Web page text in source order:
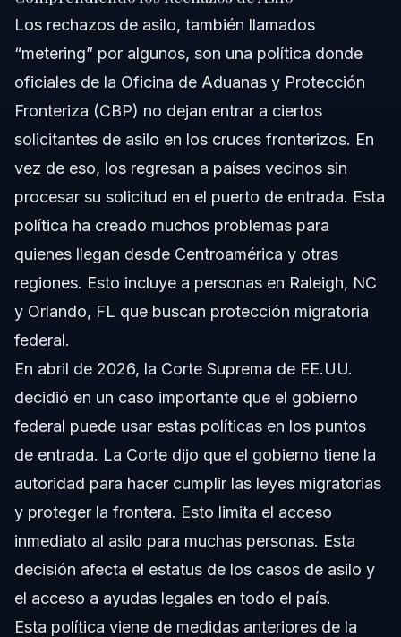
Los rechazos de asilo, también llamados
“metering” por algunos, son una política donde
oficiales de la Oficina de Aduanas y Protección
Fronteriza (CBP) no dejan entrar a ciertos
solicitantes de asilo en los cruces fronterizos. En
vez de eso, los regresan a países vecinos sin
procesar su solicitud en el puerto de entrada. Esta
política ha creado muchos problemas para
quienes llegan desde Centroamérica y otras
regiones. Esto incluye a personas en Raleigh, NC
y Orlando, FL que buscan protección migratoria
federal.
En abril de 2026, la Corte Suprema de EE.UU.
decidió en un caso importante que el gobierno
federal puede usar estas políticas en los puntos
de entrada. La Corte dijo que el gobierno tiene la
autoridad para hacer cumplir las leyes migratorias
y proteger la frontera. Esto limita el acceso
inmediato al asilo para muchas personas. Esta
decisión afecta el estatus de los casos de asilo y
el acceso a ayudas legales en todo el país.
Esta política viene de medidas anteriores de la